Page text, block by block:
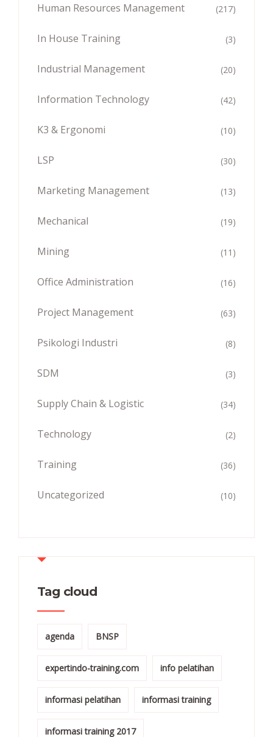
Human Resources Management (217)
In House Training (3)
Industrial Management (20)
Information Technology (42)
K3 & Ergonomi (10)
LSP (30)
Marketing Management (13)
Mechanical (19)
Mining (11)
Office Administration (16)
Project Management (63)
Psikologi Industri (8)
SDM (3)
Supply Chain & Logistic (34)
Technology (2)
Training (36)
Uncategorized (10)
Tag cloud
agenda BNSP
expertindo-training.com info pelatihan
informasi pelatihan informasi training
informasi training 2017